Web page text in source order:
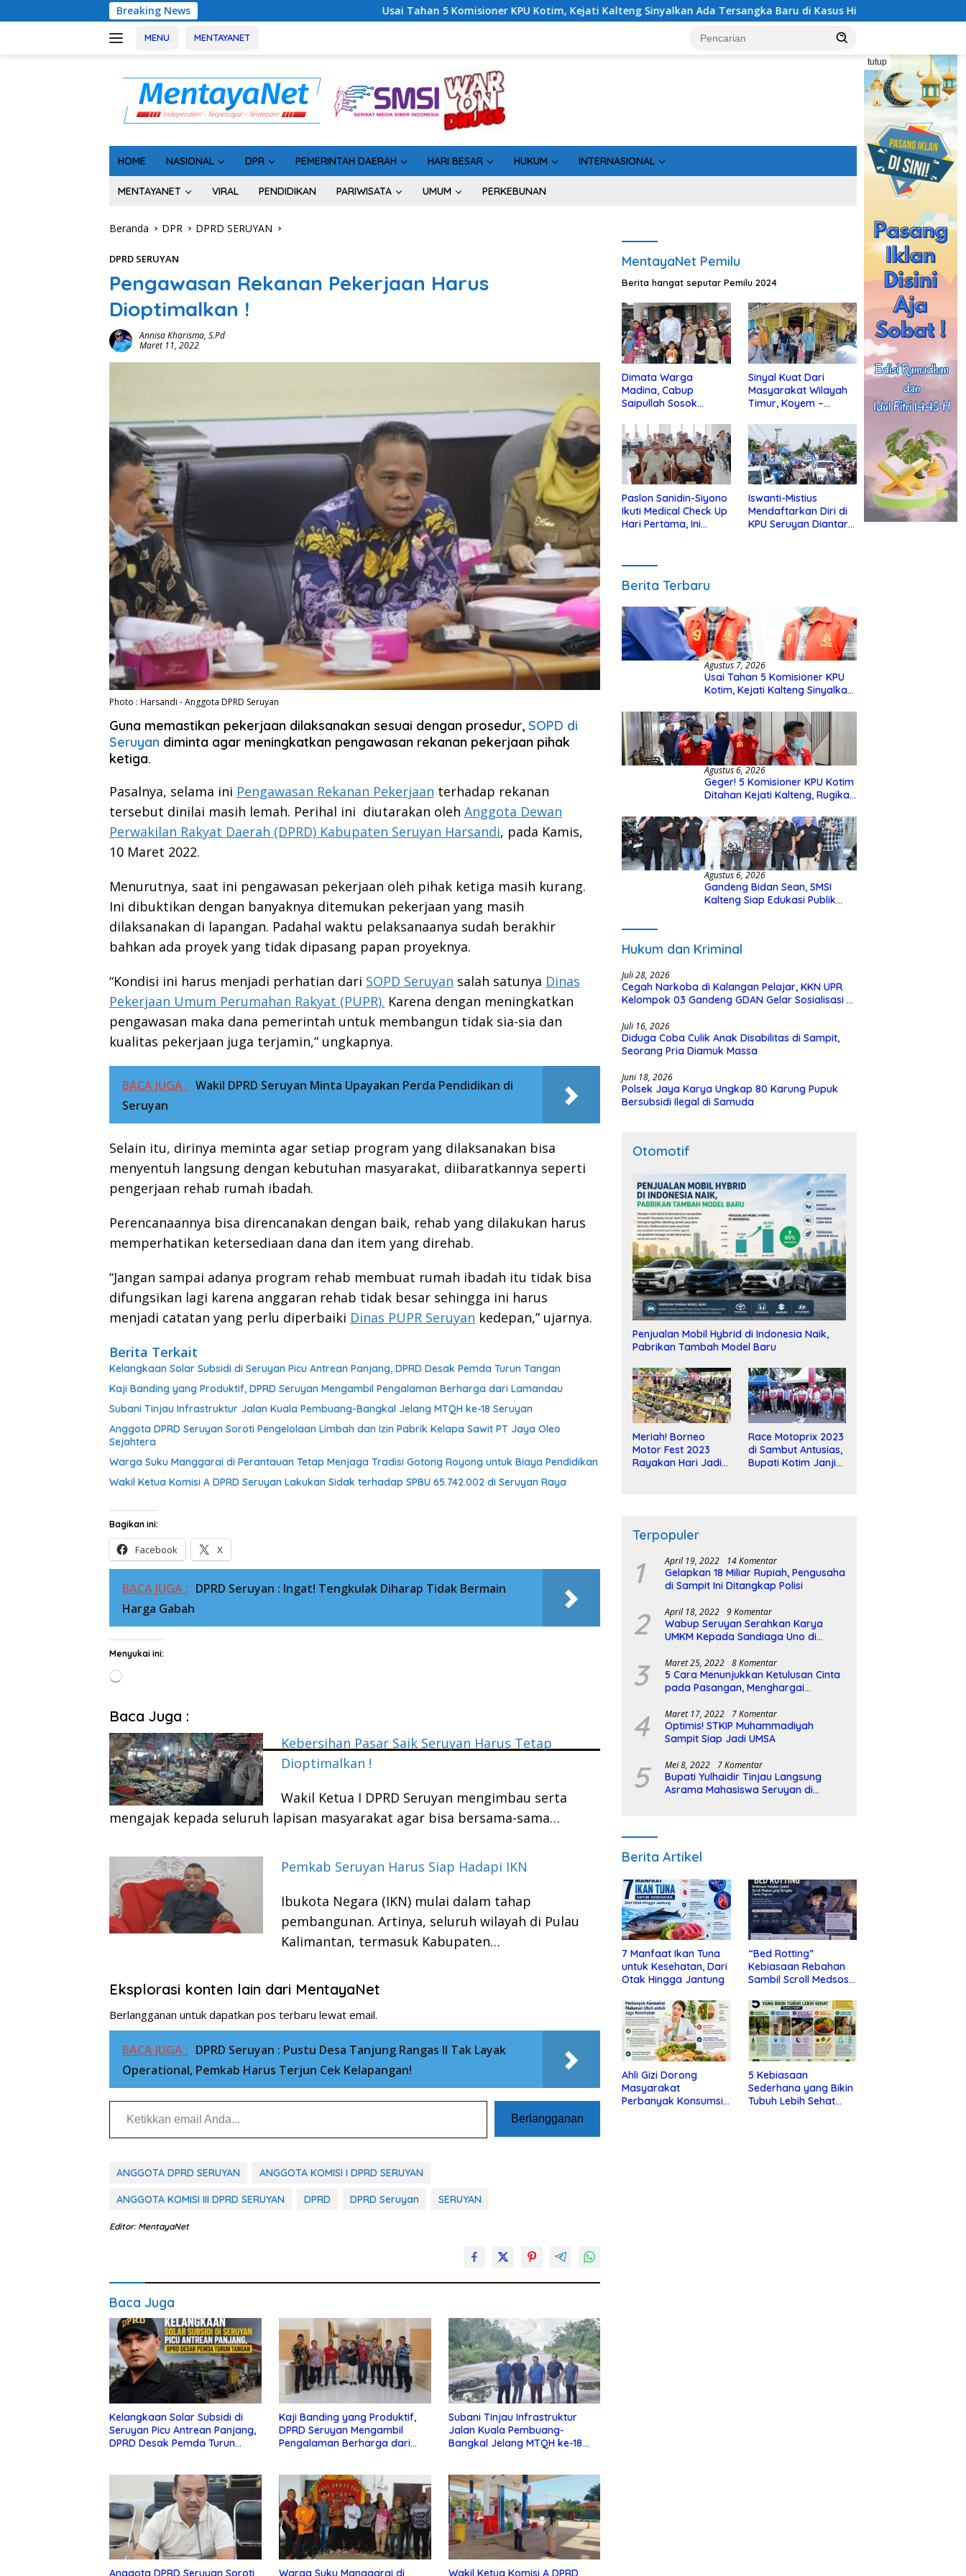
ke
Breaking News Usai Tahan 5 Komisioner KPU Kotim, Kejati Kalteng Sinyalkan Ada Tersangka Baru di Kasus Hibah Rp40 Miliar Geger! 5 Komisioner KPU
MENU MENTAYANET
tutup
HOME NASIONAL DPR PEMERINTAH DAERAH HARI BESAR HUKUM INTERNASIONAL
MENTAYANET VIRAL PENDIDIKAN PARIWISATA UMUM PERKEBUNAN
Beranda DPR DPRD SERUYAN
DPRD SERUYAN
Pengawasan Rekanan Pekerjaan Harus
Dioptimalkan !
Annisa Kharisma, S.Pd
Maret 11, 2022
Photo : Harsandi - Anggota DPRD Seruyan
Guna memastikan pekerjaan dilaksanakan sesuai dengan prosedur, SOPD di
Seruyan diminta agar meningkatkan pengawasan rekanan pekerjaan pihak
ketiga.
Pasalnya, selama ini Pengawasan Rekanan Pekerjaan terhadap rekanan
tersebut dinilai masih lemah. Perihal ini diutarakan oleh Anggota Dewan
Perwakilan Rakyat Daerah (DPRD) Kabupaten Seruyan Harsandi, pada Kamis,
10 Maret 2022.
Menurutnya, saat ini pengawasan pekerjaan oleh pihak ketiga masih kurang.
Ini dibuktikan dengan banyaknya ditemukan pekerjaan yang masih
dilaksanakan di lapangan. Padahal waktu pelaksanaanya sudah berakhir
bahkan ada proyek yang tidak dipasang papan proyeknya.
“Kondisi ini harus menjadi perhatian dari SOPD Seruyan salah satunya Dinas
Pekerjaan Umum Perumahan Rakyat (PUPR). Karena dengan meningkatkan
pengawasan maka dana pemerintah untuk membangun tidak sia-sia dan
kualitas pekerjaan juga terjamin,” ungkapnya.
BACA JUGA : Wakil DPRD Seruyan Minta Upayakan Perda Pendidikan di
Seruyan
Selain itu, dirinya meminta agar setiap program yang dilaksanakan bisa
menyentuh langsung dengan kebutuhan masyarakat, diibaratkannya seperti
pengerjaan rehab rumah ibadah.
Perencanaannya bisa direncanakan dengan baik, rehab yang dilakukan harus
memperhatikan ketersediaan dana dan item yang direhab.
“Jangan sampai adanya program rehab membuat rumah ibadah itu tidak bisa
difungsikan lagi karena anggaran rehab tidak besar sehingga ini harus
menjadi catatan yang perlu diperbaiki Dinas PUPR Seruyan kedepan,” ujarnya.
Berita Terkait
Kelangkaan Solar Subsidi di Seruyan Picu Antrean Panjang, DPRD Desak Pemda Turun Tangan
Kaji Banding yang Produktif, DPRD Seruyan Mengambil Pengalaman Berharga dari Lamandau
Subani Tinjau Infrastruktur Jalan Kuala Pembuang-Bangkal Jelang MTQH ke-18 Seruyan
Anggota DPRD Seruyan Soroti Pengelolaan Limbah dan Izin Pabrik Kelapa Sawit PT Jaya Oleo
Sejahtera
Warga Suku Manggarai di Perantauan Tetap Menjaga Tradisi Gotong Royong untuk Biaya Pendidikan
Wakil Ketua Komisi A DPRD Seruyan Lakukan Sidak terhadap SPBU 65.742.002 di Seruyan Raya
Bagikan ini:
Facebook X
BACA JUGA : DPRD Seruyan : Ingat! Tengkulak Diharap Tidak Bermain
Harga Gabah
Menyukai ini:
Memuat...
Baca Juga :
Kebersihan Pasar Saik Seruyan Harus Tetap
Dioptimalkan !
Wakil Ketua I DPRD Seruyan mengimbau serta
mengajak kepada seluruh lapisan masyarakat agar bisa bersama-sama…
Pemkab Seruyan Harus Siap Hadapi IKN
Ibukota Negara (IKN) mulai dalam tahap
pembangunan. Artinya, seluruh wilayah di Pulau
Kalimantan, termasuk Kabupaten…
Eksplorasi konten lain dari MentayaNet
Berlangganan untuk dapatkan pos terbaru lewat email.
BACA JUGA : DPRD Seruyan : Pustu Desa Tanjung Rangas II Tak Layak
Operational, Pemkab Harus Terjun Cek Kelapangan!
Ketikkan email Anda...
Berlangganan
ANGGOTA DPRD SERUYAN ANGGOTA KOMISI I DPRD SERUYAN
ANGGOTA KOMISI III DPRD SERUYAN DPRD DPRD Seruyan SERUYAN
Editor: MentayaNet
Baca Juga
Kelangkaan Solar Subsidi di
Seruyan Picu Antrean Panjang,
DPRD Desak Pemda Turun
Kaji Banding yang Produktif,
DPRD Seruyan Mengambil
Pengalaman Berharga dari
Subani Tinjau Infrastruktur
Jalan Kuala Pembuang-
Bangkal Jelang MTQH ke-18
Anggota DPRD Seruyan Soroti Warga Suku Manggarai di Wakil Ketua Komisi A DPRD
MentayaNet Pemilu
Berita hangat seputar Pemilu 2024
Dimata Warga
Madina, Cabup
Saipullah Sosok
Anak Yatim
Sinyal Kuat Dari
Masyarakat Wilayah
Timur, Koyem –
di Kotim
Paslon Sanidin-Siyono
Ikuti Medical Check Up
Hari Pertama, Ini
Iswanti-Mistius
Mendaftarkan Diri di
KPU Seruyan Diantar
Berita Terbaru
Agustus 7, 2026
Usai Tahan 5 Komisioner KPU
Kotim, Kejati Kalteng Sinyalkan
Hibah Rp40 Miliar
Agustus 6, 2026
Geger! 5 Komisioner KPU Kotim
Ditahan Kejati Kalteng, Rugikan
Hibah Rp40 Miliar
Agustus 6, 2026
Gandeng Bidan Sean, SMSI
Kalteng Siap Edukasi Publik
Hukum dan Kriminal
Juli 28, 2026
Cegah Narkoba di Kalangan Pelajar, KKN UPR
Kelompok 03 Gandeng GDAN Gelar Sosialisasi di
Juli 16, 2026
Diduga Coba Culik Anak Disabilitas di Sampit,
Seorang Pria Diamuk Massa
Juni 18, 2026
Polsek Jaya Karya Ungkap 80 Karung Pupuk
Bersubsidi Ilegal di Samuda
Otomotif
Penjualan Mobil Hybrid di Indonesia Naik,
Pabrikan Tambah Model Baru
Meriah! Borneo
Motor Fest 2023
Rayakan Hari Jadi
Race Motoprix 2023
di Sambut Antusias,
Bupati Kotim Janji
Terpopuler
1 April 19, 2022 14 Komentar
Gelapkan 18 Miliar Rupiah, Pengusaha
di Sampit Ini Ditangkap Polisi
2 April 18, 2022 9 Komentar
Wabup Seruyan Serahkan Karya
UMKM Kepada Sandiaga Uno di
3 Maret 25, 2022 8 Komentar
5 Cara Menunjukkan Ketulusan Cinta
pada Pasangan, Menghargai
4 Maret 17, 2022 7 Komentar
Optimis! STKIP Muhammadiyah
Sampit Siap Jadi UMSA
5 Mei 8, 2022 7 Komentar
Bupati Yulhaidir Tinjau Langsung
Asrama Mahasiswa Seruyan di
Berita Artikel
7 Manfaat Ikan Tuna
untuk Kesehatan, Dari
Otak Hingga Jantung
“Bed Rotting”
Kebiasaan Rebahan
Sambil Scroll Medsos
Depresi
Ahli Gizi Dorong
Masyarakat
Perbanyak Konsumsi
5 Kebiasaan
Sederhana yang Bikin
Tubuh Lebih Sehat